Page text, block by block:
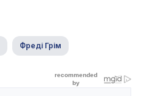
Фреді Грім